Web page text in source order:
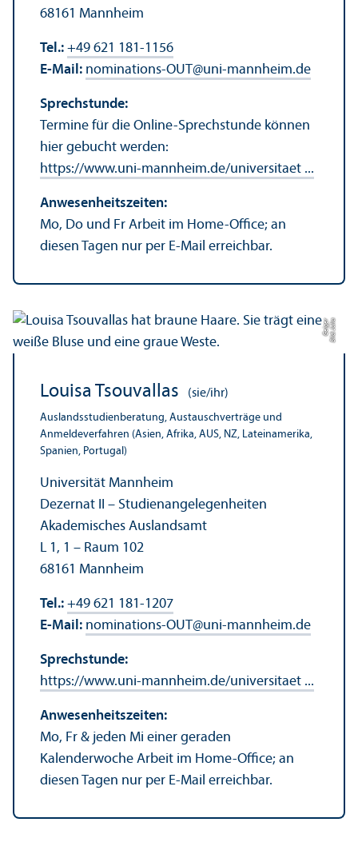
68161 Mannheim
Tel.: +49 621 181-1156
E-Mail: nominations-OUT@uni-mannheim.de
Sprechstunde:
Termine für die Online-Sprechstunde können
hier gebucht werden:
https://www.uni-mannheim.de/universitaet ...
Anwesenheits­zeiten:
Mo, Do und Fr Arbeit im Home-Office; an
diesen Tagen nur per E-Mail erreichbar.
Bil
d:
J
uli
a
G
ei
g
e
r
Louisa Tsouvallas (sie/ihr)
Auslands­studien­beratung, Austauschverträge und
Anmelde­verfahren (Asien, Afrika, AUS, NZ, Lateinamerika,
Spanien, Portugal)
Universität Mannheim
Dezernat II – Studien­angelegenheiten
Akademisches Auslands­amt
L 1, 1 – Raum 102
68161 Mannheim
Tel.: +49 621 181-1207
E-Mail: nominations-OUT@uni-mannheim.de
Sprechstunde:
https://www.uni-mannheim.de/universitaet ...
Anwesenheits­zeiten:
Mo, Fr & jeden Mi einer geraden
Kalenderwoche Arbeit im Home-Office; an
diesen Tagen nur per E-Mail erreichbar.